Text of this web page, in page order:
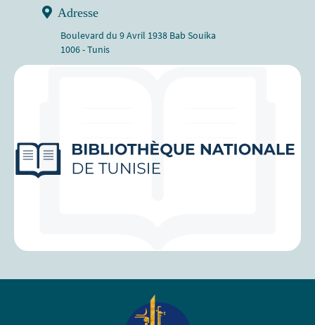
Adresse
Boulevard du 9 Avril 1938 Bab Souika
1006 - Tunis